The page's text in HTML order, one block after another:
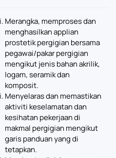
Merangka, memproses dan
menghasilkan applian
prostetik pergigian bersama
pegawai/pakar pergigian
mengikut jenis bahan akrilik,
logam, seramik dan
komposit.
Menyelaras dan memastikan
aktiviti keselamatan dan
kesihatan pekerjaan di
makmal pergigian mengikut
garis panduan yang di
tetapkan.